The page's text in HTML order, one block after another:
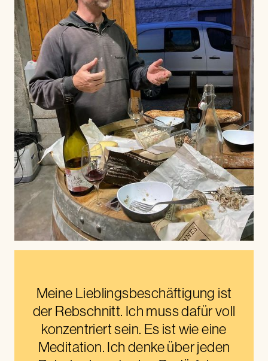
Meine Lieblingsbeschäftigung ist
der Rebschnitt. Ich muss dafür voll
konzentriert sein. Es ist wie eine
Meditation. Ich denke über jeden